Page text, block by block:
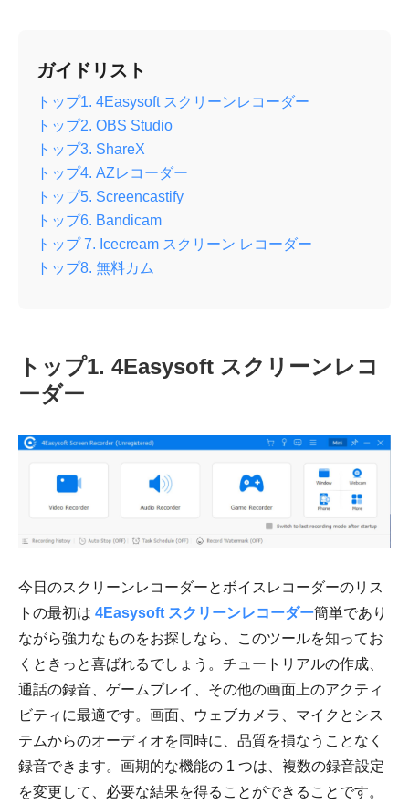
ガイドリスト
トップ1. 4Easysoft スクリーンレコーダー
トップ2. OBS Studio
トップ3. ShareX
トップ4. AZレコーダー
トップ5. Screencastify
トップ6. Bandicam
トップ 7. Icecream スクリーン レコーダー
トップ8. 無料カム
トップ1. 4Easysoft スクリーンレコ
ーダー
今日のスクリーンレコーダーとボイスレコーダーのリス
トの最初は 4Easysoft スクリーンレコーダー簡単であり
ながら強力なものをお探しなら、このツールを知ってお
くときっと喜ばれるでしょう。チュートリアルの作成、
通話の録音、ゲームプレイ、その他の画面上のアクティ
ビティに最適です。画面、ウェブカメラ、マイクとシス
テムからのオーディオを同時に、品質を損なうことなく
録音できます。画期的な機能の 1 つは、複数の録音設定
を変更して、必要な結果を得ることができることです。